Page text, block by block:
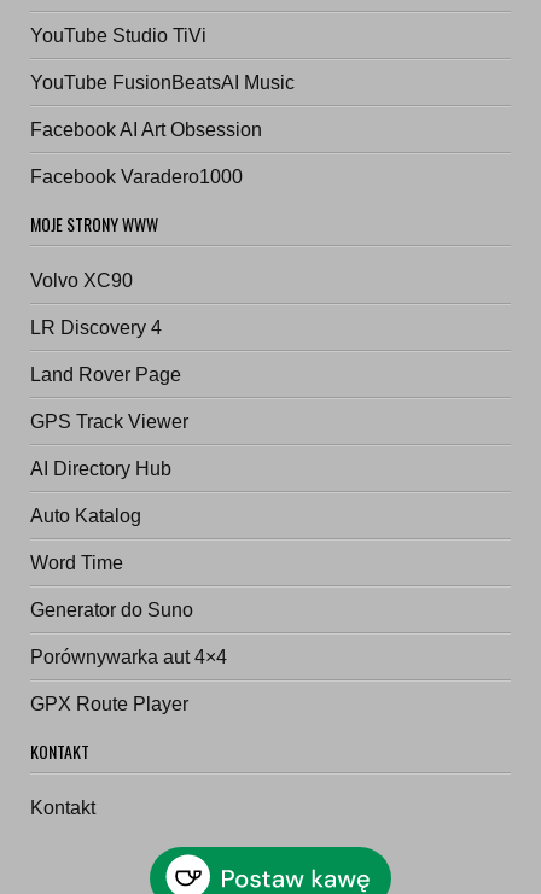
YouTube Studio TiVi
YouTube FusionBeatsAI Music
Facebook AI Art Obsession
Facebook Varadero1000
MOJE STRONY WWW
Volvo XC90
LR Discovery 4
Land Rover Page
GPS Track Viewer
AI Directory Hub
Auto Katalog
Word Time
Generator do Suno
Porównywarka aut 4×4
GPX Route Player
KONTAKT
Kontakt